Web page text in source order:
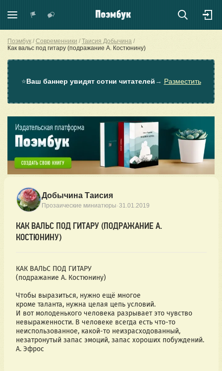
Поэмбук Современники
Таисия Добычина
Как вальс под гитару (подражание А. Костюнину)
⭐Ваш баннер увидят сотни читателей → Разместить
Добычина Таисия
Прозаические миниатюры ·31.01.2019
КАК ВАЛЬС ПОД ГИТАРУ (ПОДРАЖАНИЕ А.
КОСТЮНИНУ)
КАК ВАЛЬС ПОД ГИТАРУ
(подражание А. Костюнину)
Чтобы выразиться, нужно ещё многое
кроме таланта, нужна целая цепь условий.
И вот молоденького человека разрывает это чувство
невыраженности. В человеке всегда есть что-то
неиспользованное, какой-то неизрасходованный,
незатронутый запас эмоций, запас хороших побуждений.
А. Эфрос